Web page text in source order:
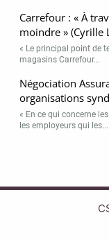
Carrefour : « À
moindre » (Cyrille
« Le principal point de
magasins Carrefour...
Négociation
organisations
« En ce qui concerne
les employeurs qui les...